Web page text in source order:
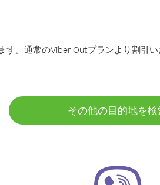
。通常のViber Outプランより割引い
その他の目的地を検